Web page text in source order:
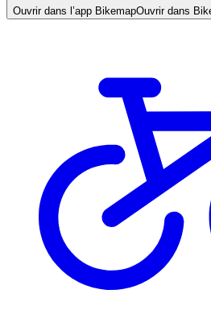
Ouvrir dans l’app BikemapOuvrir dans